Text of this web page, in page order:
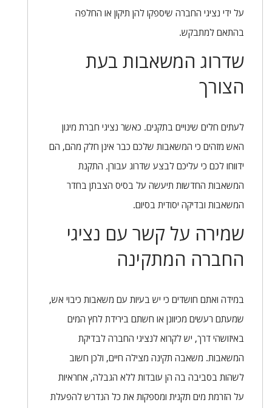
על ידי נציגי החברה שיספקו להן תיקון או החלפה
בהתאם למתבקש.
שדרוג המשאבות בעת
הצורך
לעתים חלים שינויים בתקנים. כאשר נציגי חברת מיגון
האש מזהים כי המשאבות שלכם כבר אינן חלק מהם, הם
ידווחו לכם כי עליכם לבצע שדרוג עבורן. התקנת
המשאבות החדשות תיעשה על בסיס הצבתן בחדר
המשאבות ובדיקה יסודית בסיום.
שמירה על קשר עם נציגי
החברה המתקינה
במידה ואתם חושדים כי יש בעיות עם משאבות כיבוי אש,
שמעתם רעשים מכיוונן או חשתם בירידת לחץ המים
באיזושהי דרך, יש לקרוא לנציגי החברה לבדיקת
המשאבות. משאבה תקינה מצילה חיים, ולכן חשוב
לשהות בסביבה בה הן עובדות ללא הגבלה, אחראיות
על הזרמת מים תקנית ומספקות את כל הנדרש להפעלת